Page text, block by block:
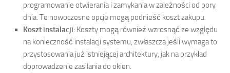
programowanie otwierania i zamykania w zależności od pory
dnia. Te nowoczesne opcje mogą podnieść koszt zakupu.
Koszt instalacji: Koszty mogą również wzrosnąć ze względu
na konieczność instalacji systemu, zwłaszcza jeśli wymaga to
przystosowania już istniejącej architektury, jak na przykład
doprowadzenie zasilania do okien.